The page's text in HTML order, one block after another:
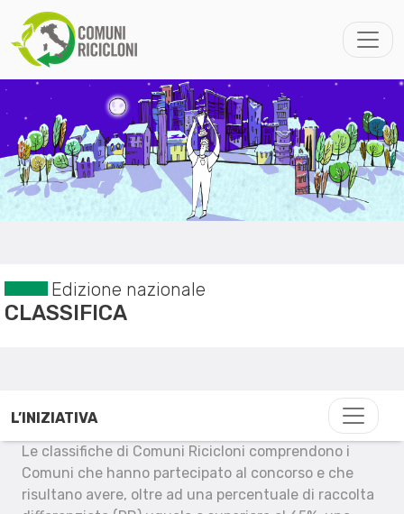
Edizione nazionale
CLASSIFICA
L’INIZIATIVA
Le classifiche di Comuni Ricicloni comprendono i
Comuni che hanno partecipato al concorso e che
risultano avere, oltre ad una percentuale di raccolta